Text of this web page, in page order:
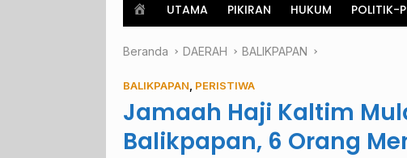
o
e
UTAMA PIKIRAN HUKUM POLITIK-
Beranda DAERAH BALIKPAPAN
BALIKPAPAN PERISTIWA
Jamaah Haji Kaltim
Balikpapan, 6 Orang